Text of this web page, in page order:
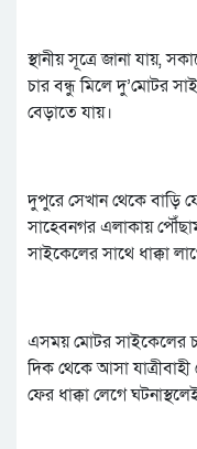
স্থানীয় সূত্রে জানা যায়,
চার বন্ধু মিলে দু’মোটর
বেড়াতে যায়।
দুপুরে সেখান থেকে বাড়ি
সাহেবনগর এলাকায়
সাইকেলের সাথে ধাক্কা
এসময় মোটর সাইকেলের
দিক থেকে আসা
ফের ধাক্কা লেগে